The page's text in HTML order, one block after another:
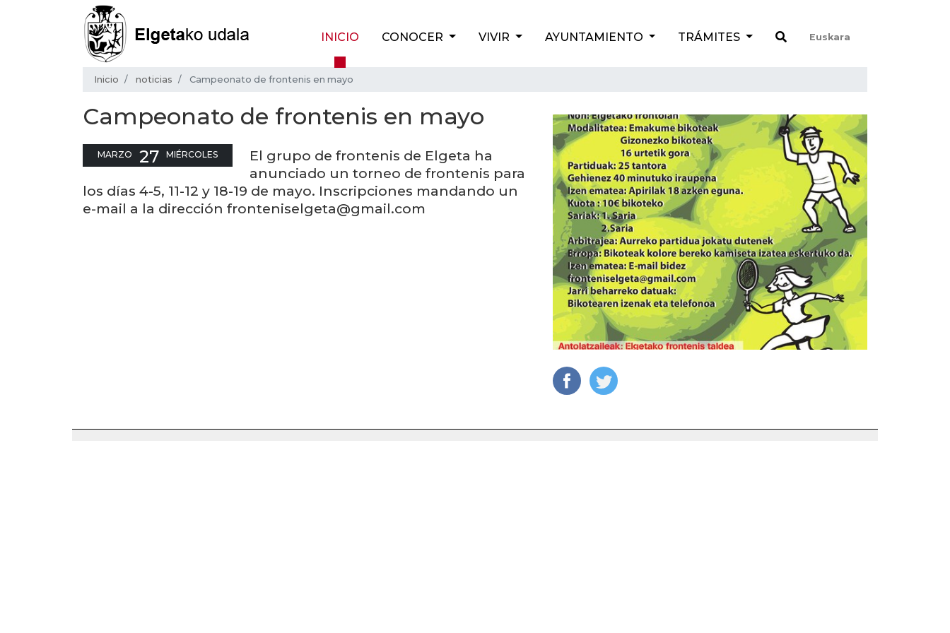
INICIO CONOCER VIVIR AYUNTAMIENTO TRÁMITES Euskara
Inicio noticias Campeonato de frontenis en mayo
Campeonato de frontenis en mayo
MARZO 27 MIÉRCOLES
El grupo de frontenis de Elgeta ha
anunciado un torneo de frontenis para
los días 4-5, 11-12 y 18-19 de mayo. Inscripciones mandando un
e-mail a la dirección fronteniselgeta@gmail.com